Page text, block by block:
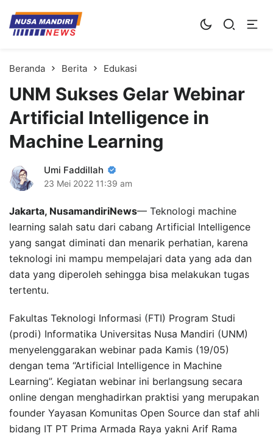
Kampus Digital Bisnis
Universitas Nusa Mandiri
Beranda Berita Edukasi
UNM Sukses Gelar Webinar
Artificial Intelligence in
Machine Learning
Umi Faddillah
23 Mei 2022 11:39 am
Jakarta, NusamandiriNews— Teknologi machine
learning salah satu dari cabang Artificial Intelligence
yang sangat diminati dan menarik perhatian, karena
teknologi ini mampu mempelajari data yang ada dan
data yang diperoleh sehingga bisa melakukan tugas
tertentu.
Fakultas Teknologi Informasi (FTI) Program Studi
(prodi) Informatika Universitas Nusa Mandiri (UNM)
menyelenggarakan webinar pada Kamis (19/05)
dengan tema “Artificial Intelligence in Machine
Learning”. Kegiatan webinar ini berlangsung secara
online dengan menghadirkan praktisi yang merupakan
founder Yayasan Komunitas Open Source dan staf ahli
bidang IT PT Prima Armada Raya yakni Arif Rama